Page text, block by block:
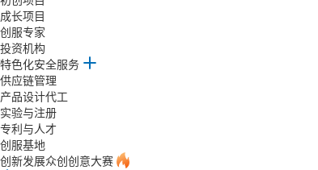
成长项目
创服专家
投资机构
特色化安全服务
供应链管理
产品设计代工
实验与注册
专利与人才
创服基地
创新发展众创创意大赛